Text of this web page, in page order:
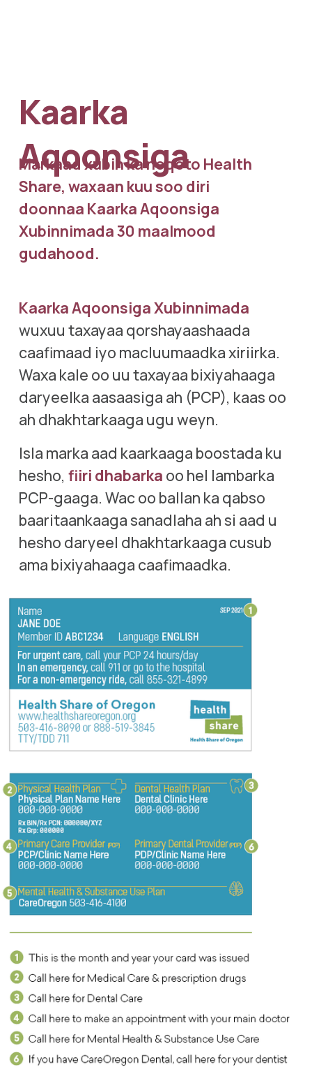
Kaarka
Aqoonsiga
Markaad xubin ka noqoto Health
Share, waxaan kuu soo diri
doonnaa Kaarka Aqoonsiga
Xubinnimada 30 maalmood
gudahood.
Kaarka Aqoonsiga Xubinnimada
wuxuu taxayaa qorshayaashaada
caafimaad iyo macluumaadka xiriirka.
Waxa kale oo uu taxayaa bixiyahaaga
daryeelka aasaasiga ah (PCP), kaas oo
ah dhakhtarkaaga ugu weyn.
Isla marka aad kaarkaaga boostada ku
hesho, fiiri dhabarka oo hel lambarka
PCP-gaaga. Wac oo ballan ka qabso
baaritaankaaga sanadlaha ah si aad u
hesho daryeel dhakhtarkaaga cusub
ama bixiyahaaga caafimaadka.